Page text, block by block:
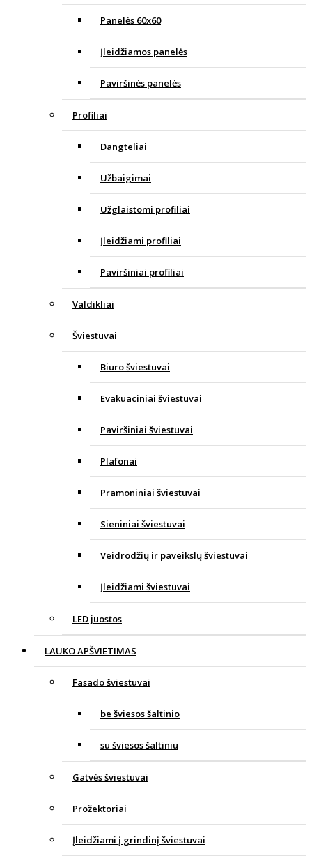
Panelės 60x60
Įleidžiamos panelės
Paviršinės panelės
Profiliai
Dangteliai
Užbaigimai
Užglaistomi profiliai
Įleidžiami profiliai
Paviršiniai profiliai
Valdikliai
Šviestuvai
Biuro šviestuvai
Evakuaciniai šviestuvai
Paviršiniai šviestuvai
Plafonai
Pramoniniai šviestuvai
Sieniniai šviestuvai
Veidrodžių ir paveikslų šviestuvai
Įleidžiami šviestuvai
LED juostos
LAUKO APŠVIETIMAS
Fasado šviestuvai
be šviesos šaltinio
su šviesos šaltiniu
Gatvės šviestuvai
Prožektoriai
Įleidžiami į grindinį šviestuvai